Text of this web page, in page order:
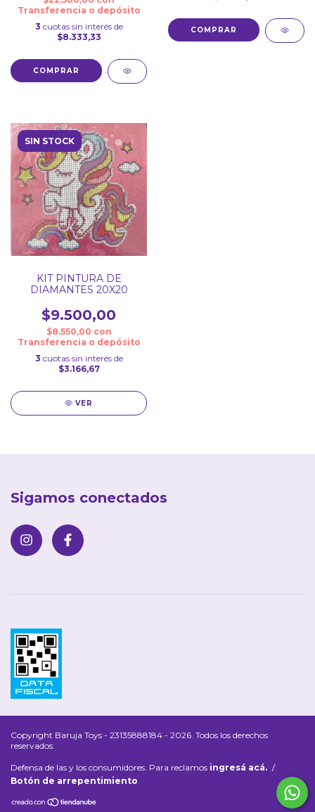
Transferencia o depósito
3 cuotas sin interés de
$8.333,33
COMPRAR
SIN STOCK
KIT PINTURA DE
DIAMANTES 20X20
$9.500,00
$8.550,00 con
Transferencia o depósito
3 cuotas sin interés de
$3.166,67
VER
Sigamos conectados
Copyright Baruja Toys - 23135888184 - 2026. Todos los derechos
reservados.
Defensa de las y los consumidores. Para reclamos ingresá acá. /
Botón de arrepentimiento